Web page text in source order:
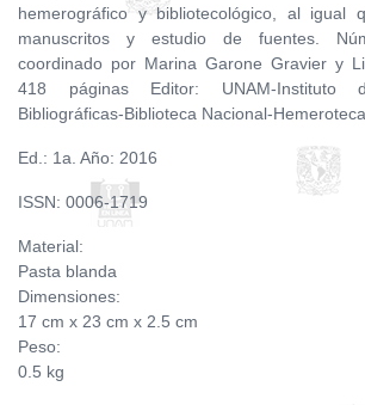
hemerográfico y bibliotecológico, al igual
manuscritos y estudio de fuentes.
coordinado por Marina Garone Gravier y
418 páginas Editor: UNAM-Instituto
Bibliográficas-Biblioteca Nacional-
Ed.: 1a. Año: 2016
ISSN: 0006-1719
Material:
Pasta blanda
Dimensiones:
17 cm x 23 cm x 2.5 cm
Peso:
0.5 kg